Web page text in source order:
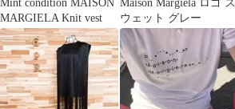
Mint condition MAISON
MARGIELA Knit vest
Maison Margiela ロゴ ス
ウェット グレー